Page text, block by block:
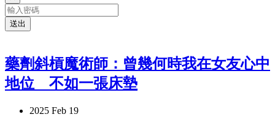
送出
藥劑斜槓魔術師：曾幾何時我在女友心中
地位 不如一張床墊
2025 Feb 19